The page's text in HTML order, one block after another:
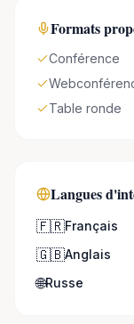
Formats
Conférence
Table ronde
Langues
🇫🇷Français
🇬🇧Anglais
🌐Russe